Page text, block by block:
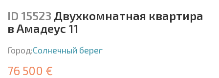
ID 15523 Двухкомнатная квартира
в Амадеус 11
Город:Солнечный берег
76 500 €